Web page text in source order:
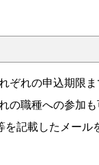
ぞれの申込期限
の職種への参加も
記載したメール